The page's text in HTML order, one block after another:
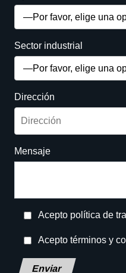
Sector industrial
Dirección
Mensaje
Acepto política de
Acepto términos y
Deja este campo en